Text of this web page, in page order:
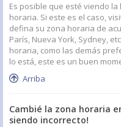
Es posible que esté viendo
horaria. Si este es el caso,
defina su zona horaria de
París, Nueva York, Sydney,
horaria, como las demás
lo está, este es un buen
Arriba
Cambié la zona horaria
siendo incorrecto!